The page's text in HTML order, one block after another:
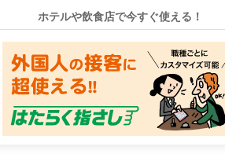
ホテルや飲食店で今すぐ使える！